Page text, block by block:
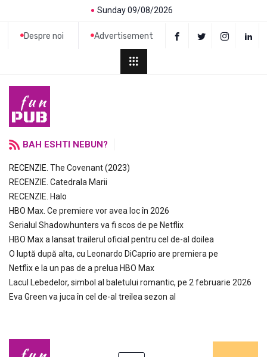
Sunday 09/08/2026
Despre noi Advertisement
BAH ESHTI NEBUN?
RECENZIE. The Covenant (2023)
RECENZIE. Catedrala Marii
RECENZIE. Halo
HBO Max. Ce premiere vor avea loc în 2026
Serialul Shadowhunters va fi scos de pe Netflix
HBO Max a lansat trailerul oficial pentru cel de-al doilea
O luptă după alta, cu Leonardo DiCaprio are premiera pe
Netflix e la un pas de a prelua HBO Max
Lacul Lebedelor, simbol al baletului romantic, pe 2 februarie 2026
Eva Green va juca în cel de-al treilea sezon al